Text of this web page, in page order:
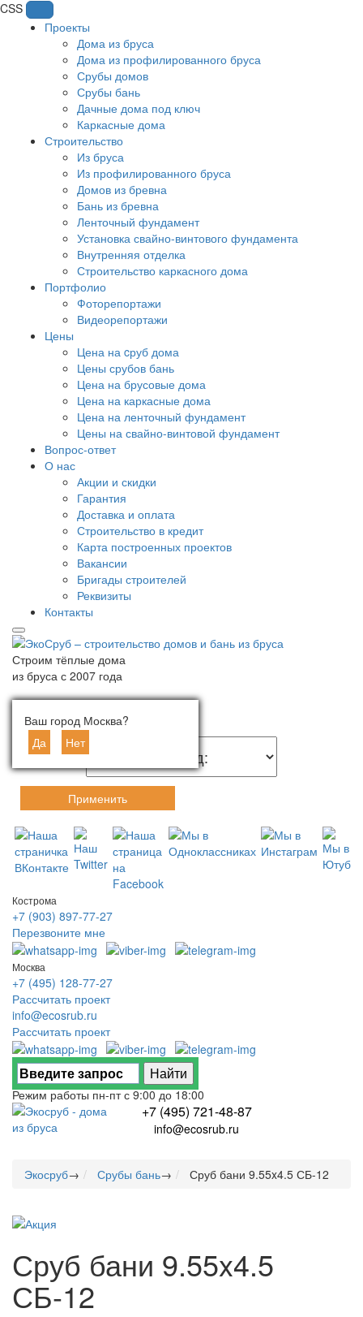
CSS
Проекты
Дома из бруса
Дома из профилированного бруса
Срубы домов
Срубы бань
Дачные дома под ключ
Каркасные дома
Строительство
Из бруса
Из профилированного бруса
Домов из бревна
Бань из бревна
Ленточный фундамент
Установка свайно-винтового фундамента
Внутренняя отделка
Строительство каркасного дома
Портфолио
Фоторепортажи
Видеорепортажи
Цены
Цена на cруб дома
Цены срубов бань
Цена на брусовые дома
Цена на каркасные дома
Цена на ленточный фундамент
Цены на свайно-винтовой фундамент
Вопрос-ответ
О нас
Акции и скидки
Гарантия
Доставка и оплата
Строительство в кредит
Карта построенных проектов
Вакансии
Бригады строителей
Реквизиты
Контакты
Строим тёплые дома
из бруса с 2007 года
Ваш город:
Ваш город Москва?
Да
Нет
Выберите город
Применить
Кострома
+7 (903) 897-77-27
Перезвоните мне
Москва
+7 (495) 128-77-27
Рассчитать проект
info@ecosrub.ru
Рассчитать проект
Режим работы пн-пт с 9:00 до 18:00
+7 (495) 721-48-87
info@ecosrub.ru
Экосруб→ Срубы бань→ Сруб бани 9.55x4.5 СБ-12
Сруб бани 9.55x4.5
СБ-12